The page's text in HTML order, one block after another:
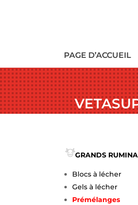
PAGE D’ACCUEIL
GRANDS
Blocs à lécher
Gels à lécher
Prémélanges